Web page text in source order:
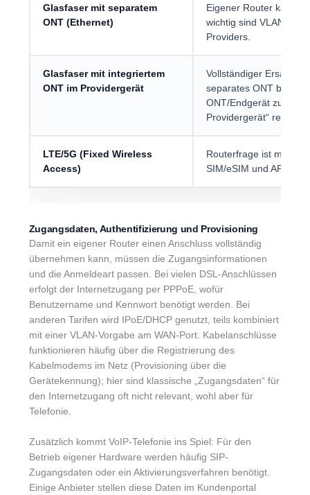
Glasfaser mit separatem
ONT (Ethernet)
Eigener Router kann
wichtig sind VLAN-/
Providers.
Glasfaser mit integriertem
ONT im Providergerät
Vollständiger Ersatz
separates ONT
ONT/Endgerät zulässt;
Providergerät“
LTE/5G (Fixed Wireless
Access)
Routerfrage ist meist
SIM/eSIM und APN,
Zugangsdaten, Authentifizierung und Provisioning
Damit ein eigener Router einen Anschluss vollständig
übernehmen kann, müssen die Zugangsinformationen
und die Anmeldeart passen. Bei vielen DSL-Anschlüssen
erfolgt der Internetzugang per PPPoE, wofür
Benutzername und Kennwort benötigt werden. Bei
anderen Tarifen wird IPoE/DHCP genutzt, teils kombiniert
mit einer VLAN-Vorgabe am WAN-Port. Kabelanschlüsse
funktionieren häufig über die Registrierung des
Kabelmodems im Netz (Provisioning über die
Gerätekennung); hier sind klassische „Zugangsdaten“ für
den Internetzugang oft nicht relevant, wohl aber für
Telefonie.
Zusätzlich kommt VoIP-Telefonie ins Spiel: Für den
Betrieb eigener Hardware werden häufig SIP-
Zugangsdaten oder ein Aktivierungsverfahren benötigt.
Einige Anbieter stellen diese Daten im Kundenportal